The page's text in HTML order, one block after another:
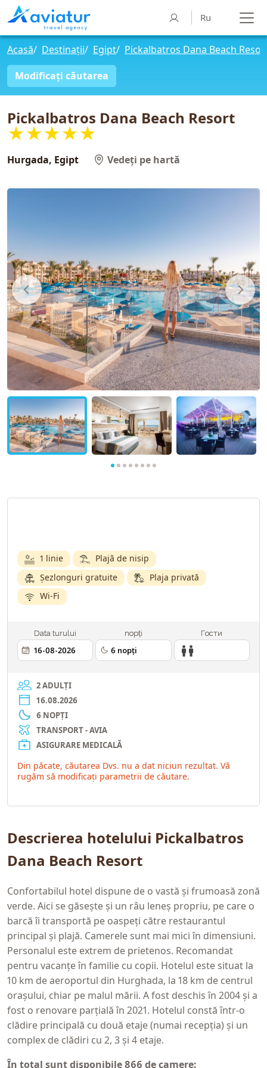
Ru
Acasă/ Destinații/ Egipt/ Pickalbatros Dana Beach
Modificați căutarea
Pickalbatros Dana Beach Resort
★★★★★
Hurgada, Egipt Vedeți pe hartă
1 linie
Plajă de nisip
Șezlonguri gratuite
Plaja privată
Wi-Fi
Data turului nopți Гости
2 ADULȚI
16.08.2026
6 NOPȚI
TRANSPORT - AVIA
ASIGURARE MEDICALĂ
Din păcate, căutarea Dvs. nu a dat niciun rezultat. Vă
rugăm să modificați parametrii de căutare.
Descrierea hotelului Pickalbatros
Dana Beach Resort
Confortabilul hotel dispune de o vastă și frumoasă zonă
verde. Aici se găsește și un râu leneș propriu, pe care o
barcă îi transportă pe oaspeți către restaurantul
principal și plajă. Camerele sunt mai mici în dimensiuni.
Personalul este extrem de prietenos. Recomandat
pentru vacanțe în familie cu copii. Hotelul este situat la
10 km de aeroportul din Hurghada, la 18 km de centrul
orașului, chiar pe malul mării. A fost deschis în 2004 și a
fost o renovare parțială în 2021. Hotelul constă într-o
clădire principală cu două etaje (numai recepția) și un
complex de clădiri cu 2, 3 și 4 etaje.
În total sunt disponibile 866 de camere: